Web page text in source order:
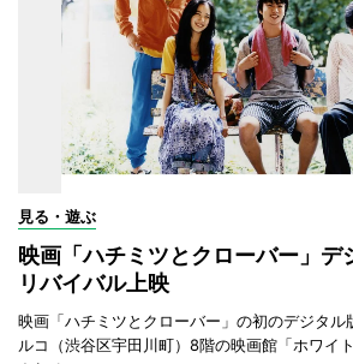
見る・遊ぶ
映画「ハチミツとクローバー」デ
リバイバル上映
映画「ハチミツとクローバー」の初のデジタ
ルコ（渋谷区宇田川町）8階の映画館「ホワイ